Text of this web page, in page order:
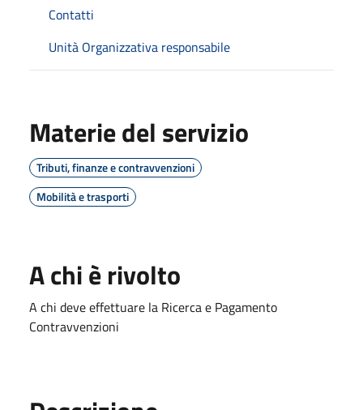
Contatti
Unità Organizzativa responsabile
Materie del servizio
Tributi, finanze e contravvenzioni
Mobilità e trasporti
A chi è rivolto
A chi deve effettuare la Ricerca e Pagamento
Contravvenzioni